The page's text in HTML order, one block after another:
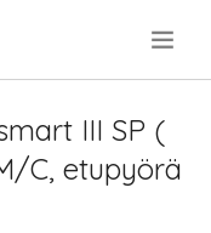
III SP (
C, etupyörä